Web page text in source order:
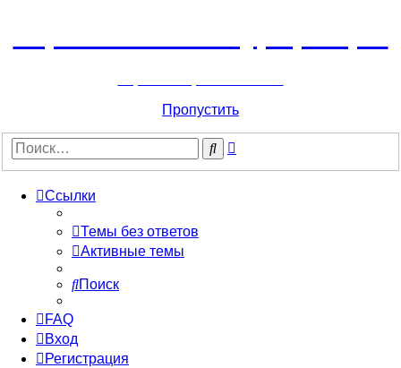
Пропустить
Поиск
Ссылки
Темы без ответов
Активные темы
Поиск
FAQ
Вход
Регистрация